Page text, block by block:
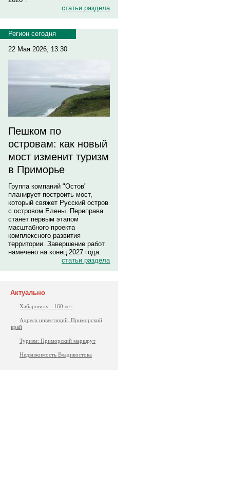
статьи раздела
Регион сегодня
22 Мая 2026, 13:30
Пешком по
островам: как новый
мост изменит туризм
в Приморье
Группа компаний "Остов"
планирует построить мост,
который свяжет Русский остров
с островом Елены. Переправа
станет первым этапом
масштабного проекта
комплексного развития
территории. Завершение работ
намечено на конец 2027 года.
статьи раздела
Актуально
Хабаровску - 160 лет
Адреса инвестиций. Приморский
край
Туризм: Приморский маршрут
Недвижимость Владивостока